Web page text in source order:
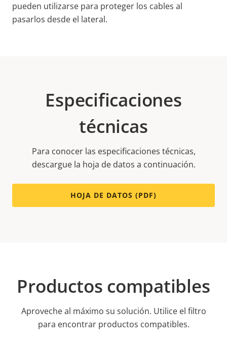
pueden utilizarse para proteger los cables al
pasarlos desde el lateral.
Especificaciones
técnicas
Para conocer las especificaciones técnicas,
descargue la hoja de datos a continuación.
HOJA DE DATOS (PDF)
Productos compatibles
Aproveche al máximo su solución. Utilice el filtro
para encontrar productos compatibles.